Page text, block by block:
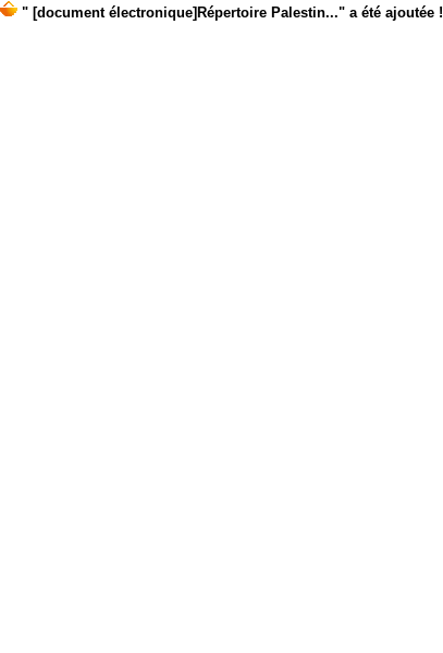
" [document électronique]Répertoire Palestin..." a été ajoutée !